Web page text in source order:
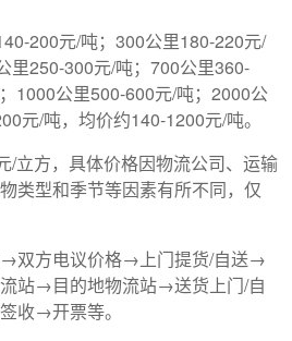
200元/吨；300公里180-220元/
里250-300元/吨；700公里360-
1000公里500-600元/吨；2000公
元/吨，均价约140-1200元/吨。
/立方，具体价格因物流公司、运输
类型和季节等因素有所不同，仅
→双方电议价格→上门提货/自送→
站→目的地物流站→送货上门/自
收→开票等。